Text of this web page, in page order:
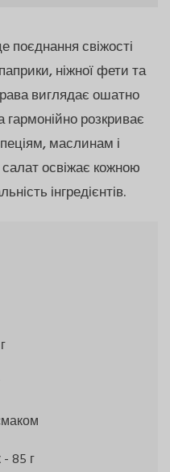
поєднання свіжості
ніжної фети та
виглядає ошатно
розкриває
маслинам і
освіжає кожною
інгредієнтів.
- 85 г